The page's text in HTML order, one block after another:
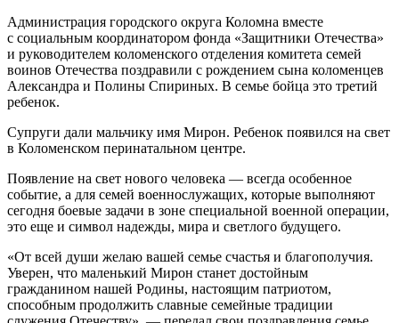
Администрация городского округа Коломна вместе
с социальным координатором фонда «Защитники Отечества»
и руководителем коломенского отделения комитета семей
воинов Отечества поздравили с рождением сына коломенцев
Александра и Полины Спириных. В семье бойца это третий
ребенок.
Супруги дали мальчику имя Мирон. Ребенок появился на свет
в Коломенском перинатальном центре.
Появление на свет нового человека — всегда особенное
событие, а для семей военнослужащих, которые выполняют
сегодня боевые задачи в зоне специальной военной операции,
это еще и символ надежды, мира и светлого будущего.
«От всей души желаю вашей семье счастья и благополучия.
Уверен, что маленький Мирон станет достойным
гражданином нашей Родины, настоящим патриотом,
способным продолжить славные семейные традиции